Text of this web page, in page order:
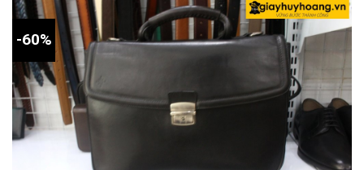
-60%